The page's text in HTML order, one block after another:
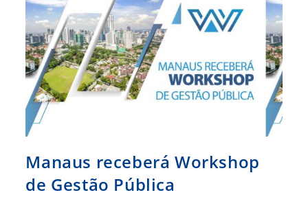
Do
Amazonas
Manaus receberá Workshop
de Gestão Pública